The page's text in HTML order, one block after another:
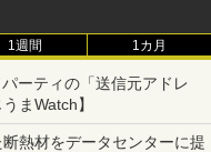
1週間 1カ月
ーティの「送信元アドレ
まWatch】
熱材をデータセンターに提